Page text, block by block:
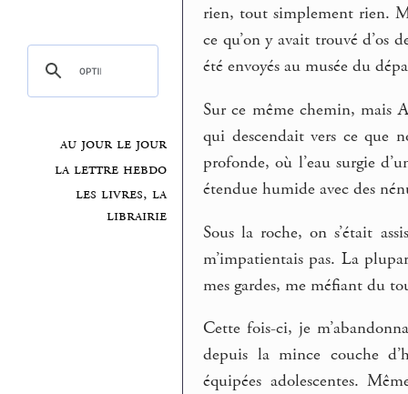
au jour le jour
la lettre hebdo
les livres, la
librairie
rien, tout simplement rien.
ce qu’on y avait trouvé d’os
été envoyés au musée du
Sur ce même chemin, mais
qui descendait vers ce que
profonde, où l’eau surgie
étendue humide avec des
Sous la roche, on s’était
m’impatientais pas. La
mes gardes, me méfiant du
Cette fois-ci, je
depuis la mince couche
équipées adolescentes.